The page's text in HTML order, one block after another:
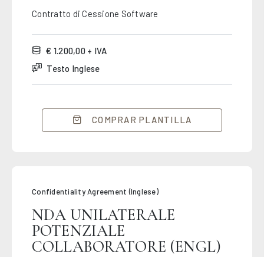
Contratto di Cessione Software
€ 1.200,00 + IVA
Testo Inglese
COMPRAR PLANTILLA
Confidentiality Agreement (Inglese)
NDA UNILATERALE
POTENZIALE
COLLABORATORE (ENGL)